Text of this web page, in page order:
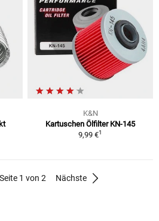
K&N
Kartuschen Ölfilter KN-145
9,99 €1
Seite 1 von 2 Nächste